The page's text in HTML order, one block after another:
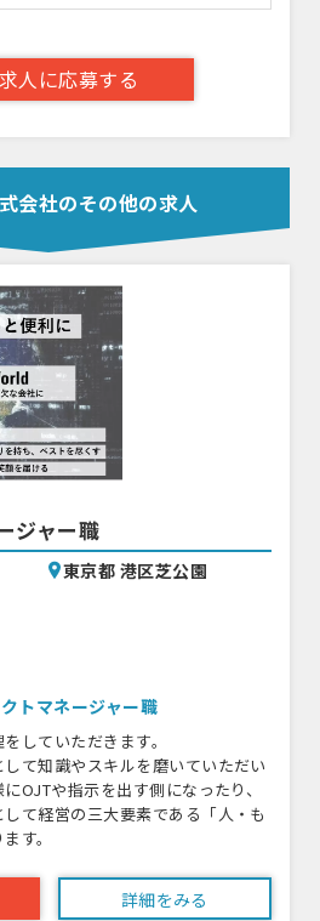
人に応募する
会社のその他の求人
ジャー職
東京都 港区芝公園
トマネージャー職
していただきます。
て知識やスキルを磨いていただい
OJTや指示を出す側になったり、
て経営の三大要素である「人・も
す。
詳細をみる